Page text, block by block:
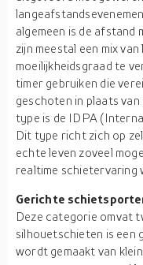
algemeen is de afstand
zijn meestal een mix
moeilijkheidsgraad te
timer gebruiken die
geschoten in plaats
type is de IDPA
Dit type richt zich op
echte leven zoveel
realtime schietervaring
Gerichte
Deze categorie omvat
silhouetschieten is een
wordt gemaakt van